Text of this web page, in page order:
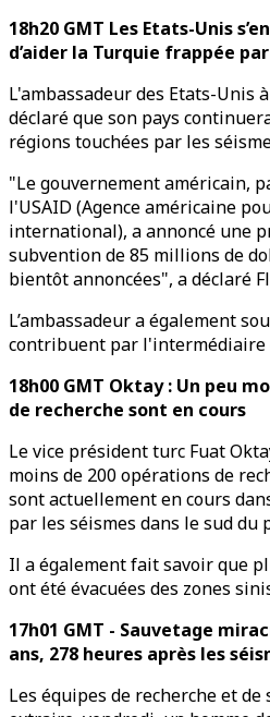
18h20 GMT Les Etats-Unis
d’aider la Turquie frappée
L'ambassadeur des Etats-Unis
déclaré que son pays
régions touchées par les
"Le gouvernement américain,
l'USAID (Agence américaine
international), a annoncé une
subvention de 85 millions de
bientôt annoncées", a déclaré
L’ambassadeur a également
contribuent par l'intermédiaire
18h00 GMT Oktay : Un peu
de recherche sont en cours
Le vice président turc Fuat
moins de 200 opérations de
sont actuellement en cours
par les séismes dans le sud du
Il a également fait savoir que
ont été évacuées des zones
17h01 GMT - Sauvetage
ans, 278 heures après les
Les équipes de recherche et